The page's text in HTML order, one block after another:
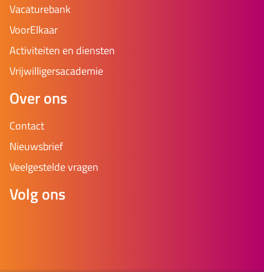
Vacaturebank
VoorElkaar
Activiteiten en diensten
Vrijwilligersacademie
Over ons
Contact
Nieuwsbrief
Veelgestelde vragen
Volg ons